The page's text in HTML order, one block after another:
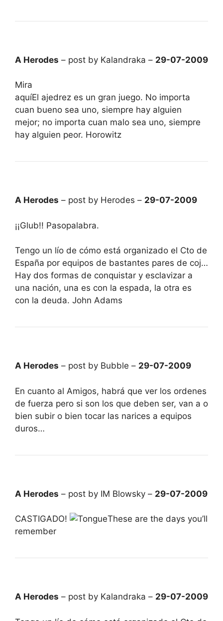
A Herodes – post by Kalandraka – 29-07-2009
Mira
aquíEl ajedrez es un gran juego. No importa
cuan bueno sea uno, siempre hay alguien
mejor; no importa cuan malo sea uno, siempre
hay alguien peor. Horowitz
A Herodes – post by Herodes – 29-07-2009
¡¡Glub!! Pasopalabra.
Tengo un lío de cómo está organizado el Cto de
España por equipos de bastantes pares de coj…
Hay dos formas de conquistar y esclavizar a
una nación, una es con la espada, la otra es
con la deuda. John Adams
A Herodes – post by Bubble – 29-07-2009
En cuanto al Amigos, habrá que ver los ordenes
de fuerza pero si son los que deben ser, van a o
bien subir o bien tocar las narices a equipos
duros…
A Herodes – post by IM Blowsky – 29-07-2009
CASTIGADO!
These are the days you’ll
remember
A Herodes – post by Kalandraka – 29-07-2009